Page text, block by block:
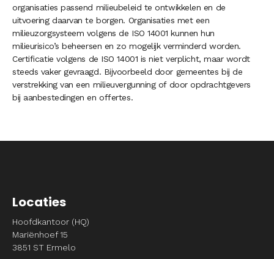
organisaties passend milieubeleid te ontwikkelen en de
uitvoering daarvan te borgen. Organisaties met een
milieuzorgsysteem volgens de ISO 14001 kunnen hun
milieurisico’s beheersen en zo mogelijk verminderd worden.
Certificatie volgens de ISO 14001 is niet verplicht, maar wordt
steeds vaker gevraagd. Bijvoorbeeld door gemeentes bij de
verstrekking van een milieuvergunning of door opdrachtgevers
bij aanbestedingen en offertes.
Locaties
Hoofdkantoor (HQ)
Mariënhoef 15
3851 ST Ermelo